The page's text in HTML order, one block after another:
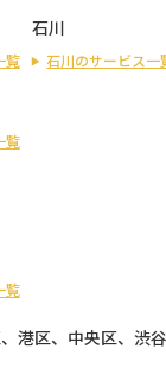
覧
石川
石川のサービス一
覧
覧
、 港区、 中央区、 渋